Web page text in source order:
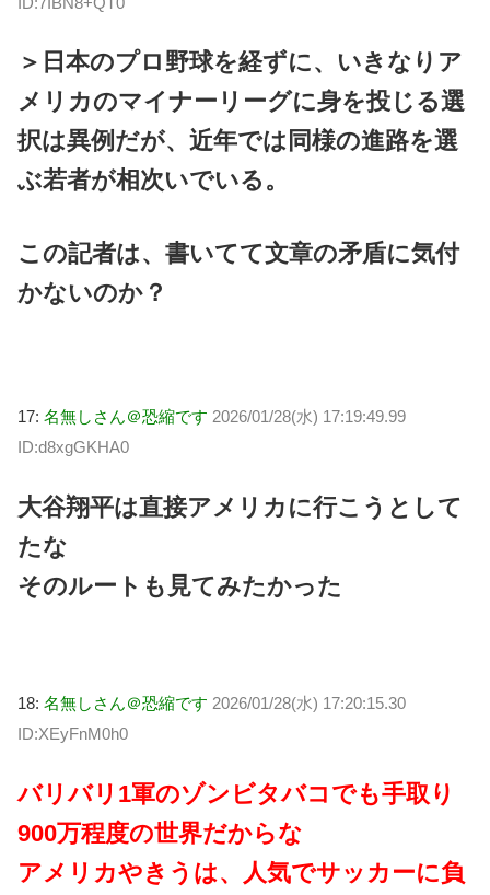
＞日本のプロ野球を経ずに、いきなりア
メリカのマイナーリーグに身を投じる選
択は異例だが、近年では同様の進路を選
ぶ若者が相次いでいる。
この記者は、書いてて文章の矛盾に気付
かないのか？
17: 名無しさん＠恐縮です 2026/01/28(水) 17:19:49.99
ID:d8xgGKHA0
大谷翔平は直接アメリカに行こうとして
たな
そのルートも見てみたかった
18: 名無しさん＠恐縮です 2026/01/28(水) 17:20:15.30
ID:XEyFnM0h0
バリバリ1軍のゾンビタバコでも手取り
900万程度の世界だからな
アメリカやきうは、人気でサッカーに負